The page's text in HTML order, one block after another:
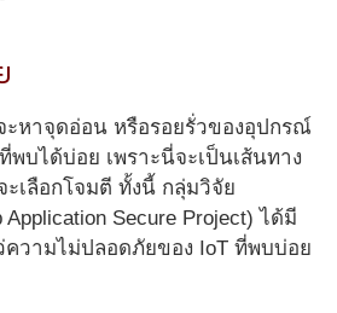
ะหาจุดอ่อน หรือรอยรั่วของอุปกรณ์
พบได้บ่อย เพราะนี่จะเป็นเส้นทาง
เลือกโจมตี ทั้งนี้ กลุ่มวิจัย
Application Secure Project) ได้มี
วามไม่ปลอดภัยของ IoT ที่พบบ่อย